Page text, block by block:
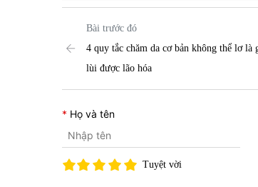
Bài trước đó
4 quy tắc chăm da cơ bản không thể lơ là
lùi được lão hóa
Họ và tên
Tuyệt vời